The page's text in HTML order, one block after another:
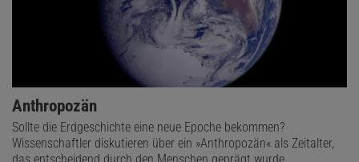
Anthropozän
Sollte die Erdgeschichte eine neue Epoche bekommen?
Wissenschaftler diskutieren über ein »Anthropozän« als Zeitalter,